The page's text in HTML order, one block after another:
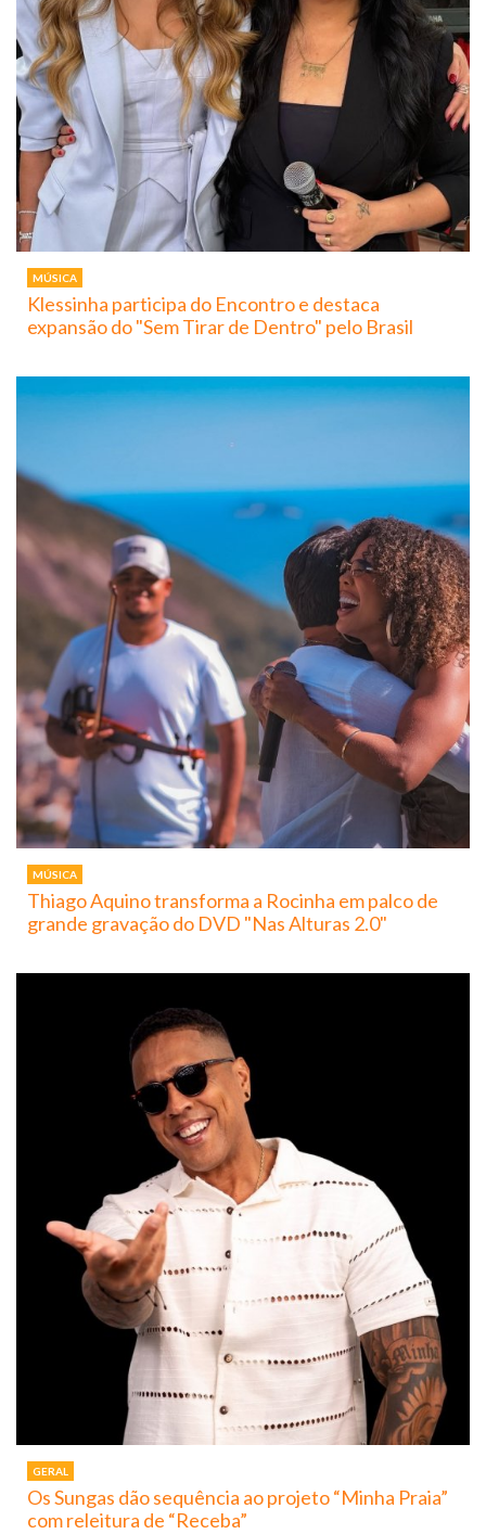
MÚSICA
Klessinha participa do Encontro e destaca
expansão do "Sem Tirar de Dentro" pelo Brasil
MÚSICA
Thiago Aquino transforma a Rocinha em palco de
grande gravação do DVD "Nas Alturas 2.0"
GERAL
Os Sungas dão sequência ao projeto “Minha Praia”
com releitura de “Receba”